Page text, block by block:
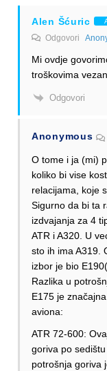
Alen Šćuric
Odgovori
Mi ovdje
troškovima
Odgovori
Anonymous
O tome i ja (mi)
koliko bi vise
relacijama, koje
Sigurno da bi ta
izdvajanja za 4
ATR i A320. U
sto ih ima A319.
izbor je bio
Razlika u
E175 je
aviona:
ATR 72-600:
goriva po
potrošnja goriva